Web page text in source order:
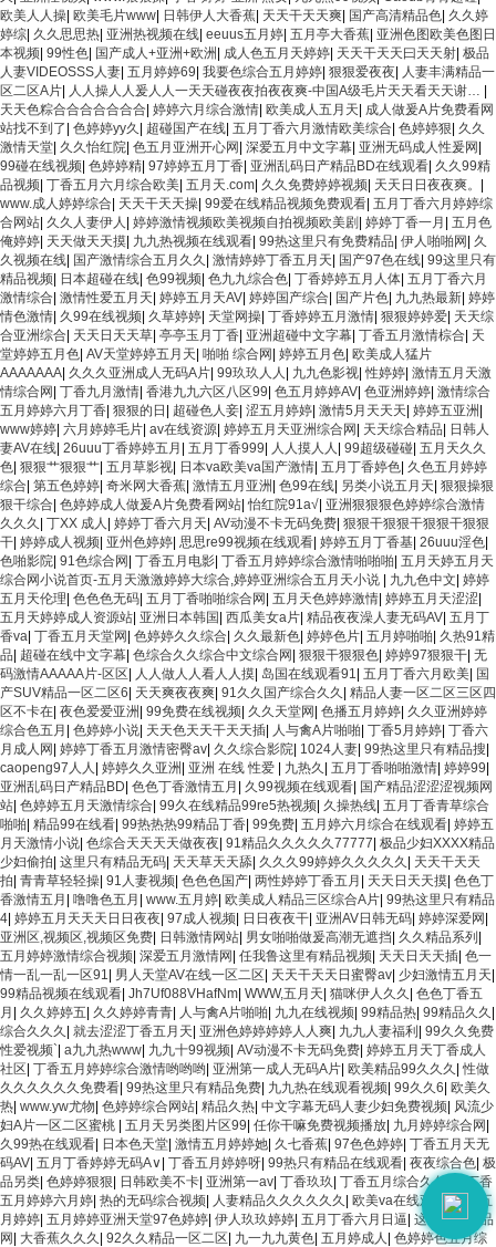
欧美人人操| 欧美毛片www| 日韩伊人大香蕉| 天天干天天爽| 国产高清精品色| 久久婷
婷综| 久久思思热| 亚洲热视频在线| eeuus五月婷| 五月亭大香蕉| 亚洲色图欧美色图日
本视频| 99性色| 国产成人+亚洲+欧洲 | 成人色五月天婷婷| 天天干天天曰天天射| 极品
人妻VIDEOSSS人妻| 五月婷婷69| 我要色综合五月婷婷| 狠狠爱夜夜| 人妻丰满精品一
区二区A片| 人人操人人爰人人一天天碰夜夜拍夜夜爽-中国A级毛片天天看天天谢… |
天天色粽合合合合合合合| 婷婷六月综合激情| 欧美成人五月天| 成人做爰A片免费看网
站找不到了 | 色婷婷yy久 | 超碰国产在线| 五月丁香六月激情欧美综合| 色婷婷狠| 久久
激情天堂| 久久怡红院| 色五月亚洲开心网| 深爱五月中文字幕| 亚洲无码成人性爰网|
99碰在线视频| 色婷婷精| 97婷婷五月丁香| 亚洲乱码日产精品BD在线观看| 久久99精
品视频| 丁香五月六月综合欧美| 五月天.com| 久久免费婷婷视频| 天天日日夜夜爽。 |
www.成人婷婷综合| 天天干天天操| 99爱在线精品视频免费观看| 五月丁香六月婷婷综
合网站| 久久人妻伊人 | 婷婷激情视频欧美视频自拍视频欧美剧| 婷婷丁香一月 | 五月色
俺婷婷| 天天做天天摸| 九九热视频在线观看| 99热这里只有免费精品| 伊人啪啪网| 久
久视频在线| 国产激情综合五月久久 | 激情婷婷丁香五月天| 国产97色在线| 99这里只有
精品视频| 日本超碰在线| 色99视频| 色九九综合色| 丁香婷婷五月人体| 五月丁香六月
激情综合| 激情性爱五月天| 婷婷五月天AV| 婷婷国产综合| 国产片色| 九九热最新| 婷婷
情色激情| 久99在线视频| 久草婷婷| 天堂网操| 丁香婷婷五月激情| 狠狠婷婷爱| 天天综
合亚洲综合| 天天日天天草| 亭亭玉月丁香| 亚洲超碰中文字幕| 丁香五月激情棕合| 天
堂婷婷五月色| AV天堂婷婷五月天| 啪啪 综合网| 婷婷五月色| 欧美成人猛片
AAAAAAA| 久久久亚洲成人无码A片| 99玖玖人人 | 九九色影视|性婷婷| 激情五月天激
情综合网| 丁香九月激情| 香港九九六区八区99| 色五月婷婷AV| 色亚洲婷婷| 激情综合
五月婷婷六月丁香| 狠狠的日 | 超碰色人妾| 涩五月婷婷| 激情5月天天天| 婷婷五亚洲 |
www婷婷| 六月婷婷毛片| av在线资源| 婷婷五月天亚洲综合网| 天天综合精品| 日韩人
妻AV在线| 26uuu丁香婷婷五月 | 五月丁香999| 人人摸人人 | 99超级碰碰| 五月天久久
色| 狠狠艹狠狠艹| 五月草影视| 日本va欧美va国产激情| 五月丁香婷色| 久色五月婷婷
综合| 第五色婷婷| 奇米网大香蕉| 激情五月亚洲 | 色99在线| 另类小说五月天| 狠狠操狠
狠干综合| 色婷婷成人做爰A片免费看网站|怡红院91a√| 亚洲狠狠狠色婷婷综合激情
久久久 | 丁XX 成人 | 婷婷丁香六月天| AV动漫不卡无码免费| 狠狠干狠狠干狠狠干狠狠
干| 婷婷成人视频| 亚州色婷婷| 思思re99视频在线观看| 婷婷五月丁香基| 26uuu淫色|
色啪影院| 91色综合网| 丁香五月电影| 丁香五月婷婷综合激情啪啪啪| 五月天婷五月天
综合网小说首页-五月天激激婷婷大综合,婷婷亚洲综合五月天小说 | 九九色中文| 婷婷
五月天伦理| 色色色无码| 五月丁香啪啪综合网| 五月天色婷婷激情| 婷婷五月天涩涩|
五月天婷婷成人资源站| 亚洲日本韩国| 西瓜美女a片| 精品夜夜澡人妻无码AV| 五月丁
香va| 丁香五月天堂网| 色婷婷久久综合| 久久最新色| 婷婷色片| 五月婷啪啪| 久热91精
品| 超碰在线中文字幕| 色综合久久综合中文综合网| 狠狠干狠狠色| 婷婷97狠狠干| 无
码激情AAAAA片-区区| 人人做人人看人人摸| 岛国在线观看91 | 五月丁香六月欧美| 国
产SUV精品一区二区6| 天天爽夜夜爽| 91久久国产综合久久 | 精品人妻一区二区三区四
区不卡在| 夜色爱爱亚洲 | 99免费在线视频| 久久天堂网| 色播五月婷婷| 久久亚洲婷婷
综合色五月 | 色婷婷小说| 天天色天天干天天插| 人与禽A片啪啪| 丁香5月婷婷| 丁香六
月成人网| 婷婷丁香五月激情密臀av| 久久综合影院| 1024人妻| 99热这里只有精品搜|
caopeng97人人 | 婷婷久久亚洲 | 亚洲 在线 性爱 | 九热久 | 五月丁香啪啪激情| 婷婷99|
亚洲乱码日产精品BD| 色色丁香激情五月 | 久99视频在线观看| 国产精品涩涩涩视频网
站| 色婷婷五月天激情综合| 99久在线精品99re5热视频| 久操热线| 五月丁香青草综合
啪啪| 精品99在线看| 99热热热99精品丁香| 99免费| 五月婷六月综合在线观看| 婷婷五
月天激情小说| 色综合天天天天做夜夜| 91精品久久久久久77777| 极品少妇XXXX精品
少妇偷拍| 这里只有精品无码| 天天草天天舔| 久久久99婷婷久久久久久 | 天天干天天
拍| 青青草轻轻操| 91人妻视频| 色色色国产| 两性婷婷丁香五月 | 天天日天天摸| 色色丁
香激情五月 | 噜噜色五月 | www.五月婷| 欧美成人精品三区综合A片| 99热这里只有精品
4| 婷婷五月天天天日日夜夜| 97成人视频| 日日夜夜干| 亚洲AV日韩无码| 婷婷深爱网|
亚洲区,视频区,视频区免费| 日韩激情网站| 男女啪啪做爰高潮无遮挡| 久久精品系列|
五月婷婷激情综合视频| 深爱五月激情网| 任我鲁这里有精品视频| 天天日天天插| 色一
情一乱一乱一区91 | 男人天堂AV在线一区二区| 天天干天天日蜜臀av| 少妇激情五月天|
99精品视频在线观看| Jh7Uf088VHafNm| WWW,五月天| 猫咪伊人久久 | 色色丁香五
月 | 久久婷婷五| 久久婷婷青青| 人与禽A片啪啪| 九九在线视频| 99精品热| 99精品久久 |
综合久久久 | 就去涩涩丁香五月天| 亚洲色婷婷婷婷人人爽| 九九人妻福利| 99久久免费
性爱视频`| a九九热www| 九九十99视频| AV动漫不卡无码免费| 婷婷五月天丁香成人
社区| 丁香五月婷婷综合激情哟哟哟| 亚洲第一成人无码A片| 欧美精品99久久久 |性做
久久久久久久免费看| 99热这里只有精品免费| 九九热在线观看视频| 99久久6| 欧美久
热| www.yw尤物| 色婷婷综合网站| 精品久热| 中文字幕无码人妻少妇免费视频| 风流少
妇A片一区二区蜜桃 | 五月天另类图片区99| 任你干嘛免费视频播放| 九月婷婷综合网|
久99热在线观看| 日本色天堂| 激情五月婷婷她| 久七香蕉| 97色色婷婷| 丁香五月天无
码AV| 五月丁香婷婷无码A∨ | 丁香五月婷婷呀| 99热只有精品在线观看| 夜夜综合色| 极
品另类| 色婷婷狠狠| 日韩欧美不卡| 亚洲第一av| 丁香玖玖 | 丁香五月综合久久八
丁香
五月婷婷六月婷| 热的无码综合视频| 人妻精品久久久久久久 | 欧美va在线观看|色色五
月婷婷| 五月婷婷亚洲天堂97色婷婷| 伊人玖玖婷婷| 五月丁香六月日逼| 这里只有精品
网| 大香蕉久久久 | 92久久精品一区二区| 九一九九黄色| 五月婷成人 | 色婷婷色五月综